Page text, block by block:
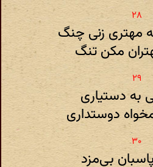
مهتری زنی چنگ
مکن تنگ
به دستیاری
دوستداری
بی‌مزد